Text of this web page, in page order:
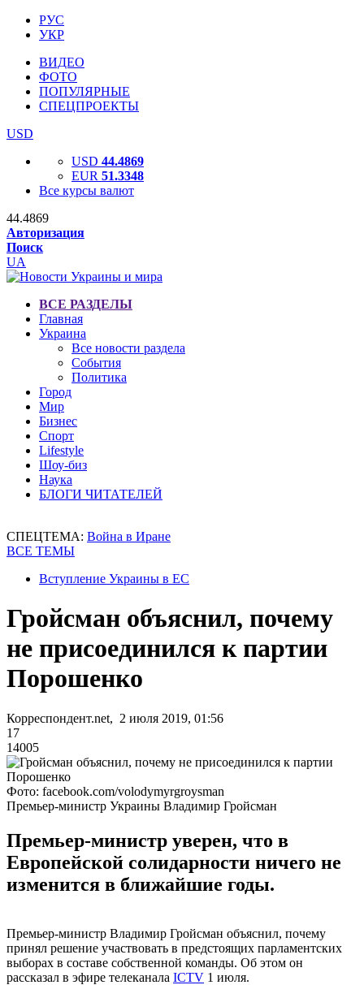
РУС
УКР
ВИДЕО
ФОТО
ПОПУЛЯРНЫЕ
СПЕЦПРОЕКТЫ
USD
USD 44.4869
EUR 51.3348
Все курсы валют
44.4869
Авторизация
Поиск
UA
ВСЕ РАЗДЕЛЫ
Главная
Украина
Все новости раздела
События
Политика
Город
Мир
Бизнес
Спорт
Lifestyle
Шоу-биз
Наука
БЛОГИ ЧИТАТЕЛЕЙ
СПЕЦТЕМА: Война в Иране
ВСЕ ТЕМЫ
Вступление Украины в ЕС
Гройсман объяснил, почему
не присоединился к партии
Порошенко
Корреспондент.net, 2 июля 2019, 01:56
17
14005
Фото: facebook.com/volodymyrgroysman
Премьер-министр Украины Владимир Гройсман
Премьер-министр уверен, что в
Европейской солидарности ничего не
изменится в ближайшие годы.
Премьер-министр Владимир Гройсман объяснил, почему
принял решение участвовать в предстоящих парламентских
выборах в составе собственной команды. Об этом он
рассказал в эфире телеканала ICTV 1 июля.